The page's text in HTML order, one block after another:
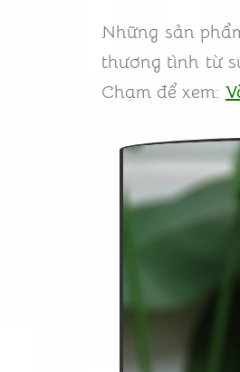
Những sản
thương tình từ
Chạm để xem: